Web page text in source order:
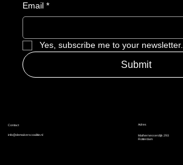
Email *
Yes, subscribe me to your newsletter.
Submit
Adres
Mathernesserdijk 293
Rotterdam
Contact
info@demakerscoalitie.nl